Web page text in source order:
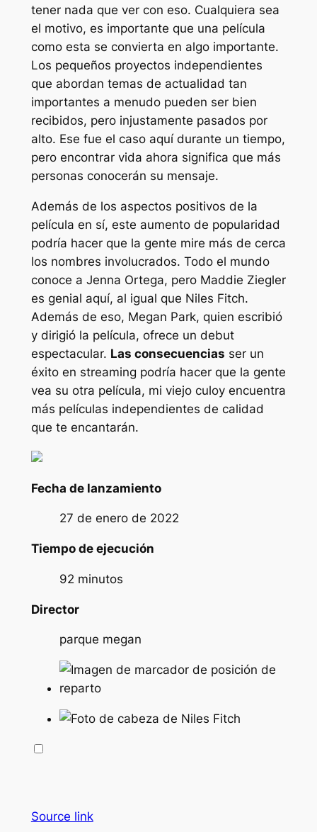
tener nada que ver con eso. Cualquiera sea
el motivo, es importante que una película
como esta se convierta en algo importante.
Los pequeños proyectos independientes
que abordan temas de actualidad tan
importantes a menudo pueden ser bien
recibidos, pero injustamente pasados ​​por
alto. Ese fue el caso aquí durante un tiempo,
pero encontrar vida ahora significa que más
personas conocerán su mensaje.
Además de los aspectos positivos de la
película en sí, este aumento de popularidad
podría hacer que la gente mire más de cerca
los nombres involucrados. Todo el mundo
conoce a Jenna Ortega, pero Maddie Ziegler
es genial aquí, al igual que Niles Fitch.
Además de eso, Megan Park, quien escribió
y dirigió la película, ofrece un debut
espectacular. Las consecuencias ser un
éxito en streaming podría hacer que la gente
vea su otra película, mi viejo culoy encuentra
más películas independientes de calidad
que te encantarán.
Fecha de lanzamiento
27 de enero de 2022
Tiempo de ejecución
92 minutos
Director
parque megan
Source link